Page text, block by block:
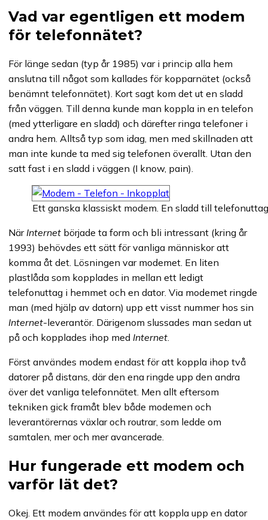
Vad var egentligen ett modem
för telefonnätet?
För länge sedan (typ år 1985) var i princip alla hem
anslutna till något som kallades för kopparnätet (också
benämnt telefonnätet). Kort sagt kom det ut en sladd
från väggen. Till denna kunde man koppla in en telefon
(med ytterligare en sladd) och därefter ringa telefoner i
andra hem. Alltså typ som idag, men med skillnaden att
man inte kunde ta med sig telefonen överallt. Utan den
satt fast i en sladd i väggen (I know, pain).
Ett ganska klassiskt modem. En sladd till
NärInternet började ta form och bli intressant (kring år
1993) behövdes ett sätt för vanliga människor att
komma åt det. Lösningen var modemet. En liten
plastlåda som kopplades in mellan ett ledigt
telefonuttag i hemmet och en dator. Via modemet ringde
man (med hjälp av datorn) upp ett visst nummer hos sin
Internet-leverantör. Därigenom slussades man sedan ut
på och kopplades ihop med Internet.
Först användes modem endast för att koppla ihop två
datorer på distans, där den ena ringde upp den andra
över det vanliga telefonnätet. Men allt eftersom
tekniken gick framåt blev både modemen och
leverantörernas växlar och routrar, som ledde om
samtalen, mer och mer avancerade.
Hur fungerade ett modem och
varför lät det?
Okej. Ett modem användes för att koppla upp en dator